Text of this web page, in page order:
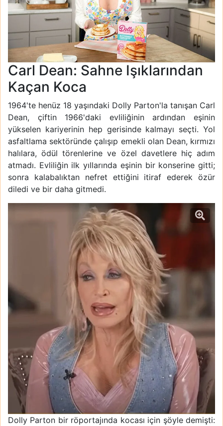
Carl Dean: Sahne Işıklarından
Kaçan Koca
1964'te henüz 18 yaşındaki Dolly Parton'la tanışan Carl
Dean, çiftin 1966'daki evliliğinin ardından eşinin
yükselen kariyerinin hep gerisinde kalmayı seçti. Yol
asfaltlama sektöründe çalışıp emekli olan Dean, kırmızı
halılara, ödül törenlerine ve özel davetlere hiç adım
atmadı. Evliliğin ilk yıllarında eşinin bir konserine gitti;
sonra kalabalıktan nefret ettiğini itiraf ederek özür
diledi ve bir daha gitmedi.
Dolly Parton bir röportajında kocası için şöyle demişti: